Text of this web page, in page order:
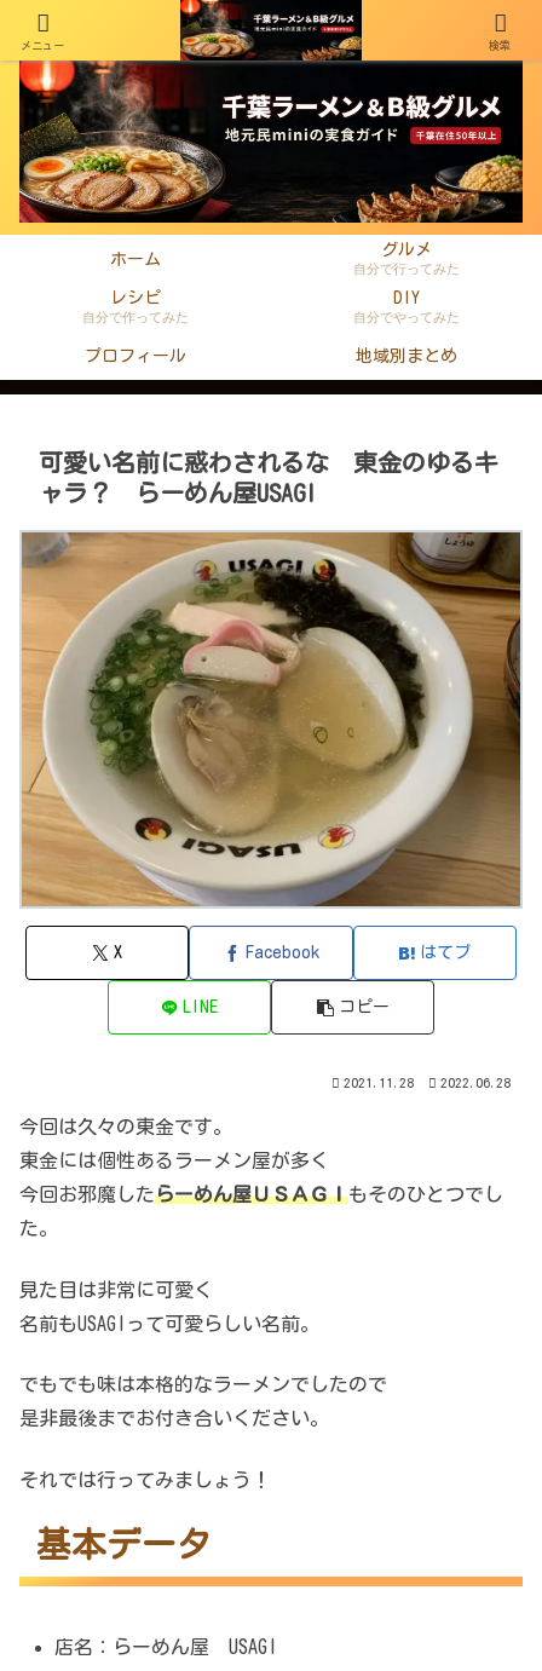
千葉在住50年以上のminiがラーメン・町中華・B級グルメを本音レビュー
ホーム
グルメ
自分で行ってみた
レシピ
自分で作ってみた
DIY
自分でやってみた
プロフィール 地域別まとめ
可愛い名前に惑わされるな 東金のゆるキ
ャラ？ らーめん屋USAGI
X Facebook はてブ
LINE コピー
2021.11.28 2022.06.28
今回は久々の東金です。
東金には個性あるラーメン屋が多く
今回お邪魔したらーめん屋ＵＳＡＧＩもそのひとつでし
た。
見た目は非常に可愛く
名前もUSAGIって可愛らしい名前。
でもでも味は本格的なラーメンでしたので
是非最後までお付き合いください。
それでは行ってみましょう！
基本データ
店名：らーめん屋 USAGI
メニュー 検索